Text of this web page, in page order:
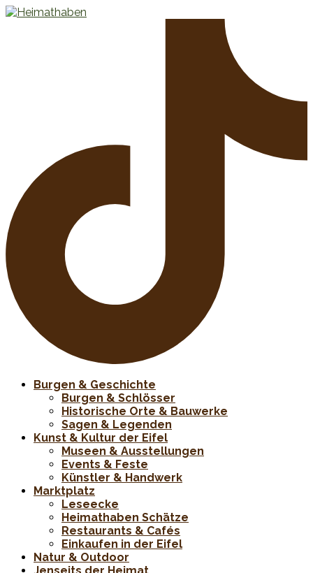
Burgen & Geschichte
Burgen & Schlösser
Historische Orte & Bauwerke
Sagen & Legenden
Kunst & Kultur der Eifel
Museen & Ausstellungen
Events & Feste
Künstler & Handwerk
Marktplatz
Leseecke
Heimathaben Schätze
Restaurants & Cafés
Einkaufen in der Eifel
Natur & Outdoor